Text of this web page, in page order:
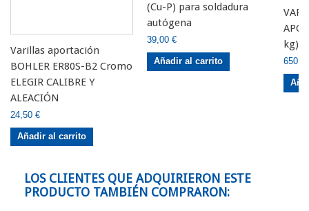
Varillas aportación
BOHLER ER80S-B2 Cromo
ELEGIR CALIBRE Y
ALEACIÓN
24,50 €
Añadir al carrito
(Cu-P) para soldadura
autógena
39,00 €
Añadir al carrito
kg)
LOS CLIENTES QUE ADQUIRIERON ESTE
PRODUCTO TAMBIÉN COMPRARON: